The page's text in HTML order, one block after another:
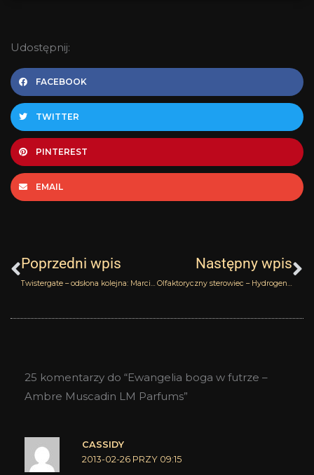
Udostępnij:
FACEBOOK
TWITTER
PINTEREST
EMAIL
Poprzedni wpis
Twistergate – odsłona kolejna: Marcin Budzyk grozi sądem
Następny wpis
Olfaktoryczny sterowiec – Hydrogen [1H] nu_be
25 komentarzy do “Ewangelia boga w futrze –
Ambre Muscadin LM Parfums”
CASSIDY
2013-02-26 PRZY 09:15